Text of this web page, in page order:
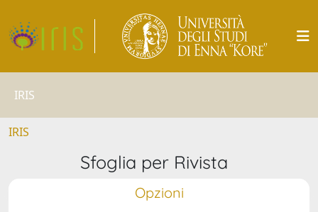
IRIS
IRIS
Sfoglia per Rivista
Opzioni